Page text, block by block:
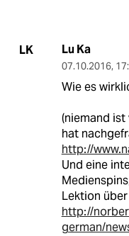
LK Lu Ka
07.10.2016,
Wie es
(niemand
hat
http://
Und eine
Lektion
http://
german/